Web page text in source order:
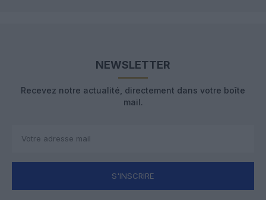
NEWSLETTER
Recevez notre actualité, directement dans votre boîte
mail.
S'INSCRIRE